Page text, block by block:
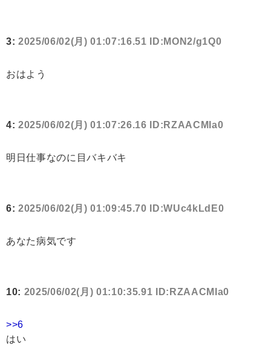
3: 2025/06/02(月) 01:07:16.51 ID:MON2/g1Q0
おはよう
4: 2025/06/02(月) 01:07:26.16 ID:RZAACMIa0
明日仕事なのに目バキバキ
6: 2025/06/02(月) 01:09:45.70 ID:WUc4kLdE0
あなた病気です
10: 2025/06/02(月) 01:10:35.91 ID:RZAACMIa0
>>6
はい